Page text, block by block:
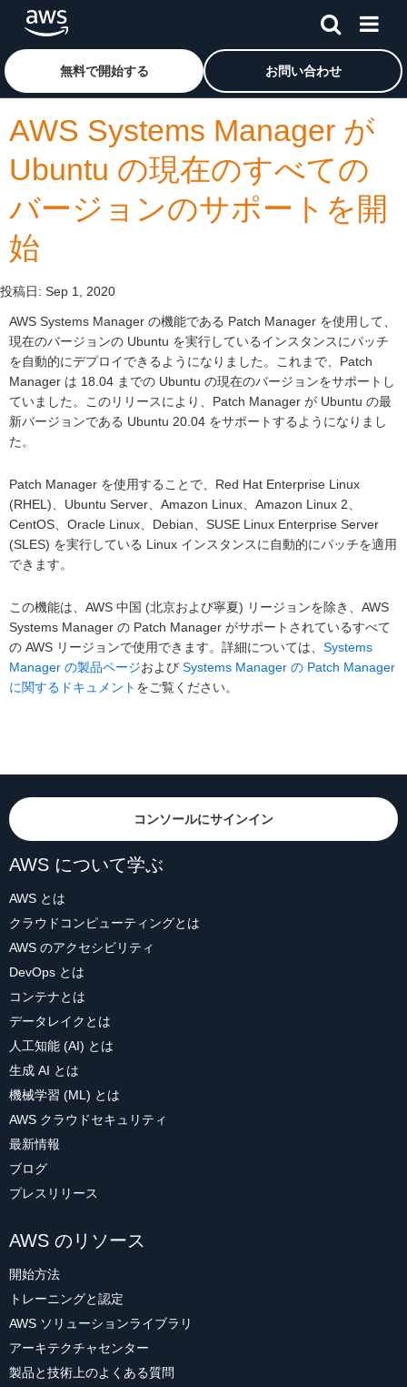
メインコンテンツに移動
アマゾン ウェブ サービスのホームページに戻るには、こ
無料で開始する お問い合わせ
AWS Systems Manager が
Ubuntu の現在のすべての
バージョンのサポートを開
始
投稿日: Sep 1, 2020
AWS Systems Manager の機能である Patch Manager を使用して、
現在のバージョンの Ubuntu を実行しているインスタンスにパッチ
を自動的にデプロイできるようになりました。これまで、Patch
Manager は 18.04 までの Ubuntu の現在のバージョンをサポートし
ていました。このリリースにより、Patch Manager が Ubuntu の最
新バージョンである Ubuntu 20.04 をサポートするようになりまし
た。
Patch Manager を使用することで、Red Hat Enterprise Linux
(RHEL)、Ubuntu Server、Amazon Linux、Amazon Linux 2、
CentOS、Oracle Linux、Debian、SUSE Linux Enterprise Server
(SLES) を実行している Linux インスタンスに自動的にパッチを適用
できます。
この機能は、AWS 中国 (北京および寧夏) リージョンを除き、AWS
Systems Manager の Patch Manager がサポートされているすべて
の AWS リージョンで使用できます。詳細については、 Systems
Manager の製品ページおよび Systems Manager の Patch Manager
に関するドキュメント をご覧ください。
コンソールにサインイン
AWS について学ぶ
AWS とは
クラウドコンピューティングとは
AWS のアクセシビリティ
DevOps とは
コンテナとは
データレイクとは
人工知能 (AI) とは
生成 AI とは
機械学習 (ML) とは
AWS クラウドセキュリティ
最新情報
ブログ
プレスリリース
AWS のリソース
開始方法
トレーニングと認定
AWS ソリューションライブラリ
アーキテクチャセンター
製品と技術上のよくある質問